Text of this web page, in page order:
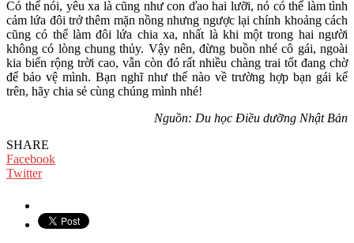
Có thể nói, yêu xa là cũng như con ďао hai lưỡi, nó có thể làm tình
cảm lứa đôi trở thêm mặn nồng nhưng ngược lại chính khoảng cách
cũng có thể làm đôi lứa chia xa, nhất là khi một trong hai người
không có lòng chung thủy. Vậy nên, đừng buồn nhé cô gái, ngoài
kia biển rộng trời cao, vẫn còn đó rất nhiều chàng trai tốt đang chờ
để bảo vệ mình. Bạn nghĩ như thế nào về trường hợp bạn gái kể
trên, hãy chia sẻ cùng chúng mình nhé!
Nguồn: Du học Điều dưỡng Nhật Bản
SHARE
Facebook
Twitter